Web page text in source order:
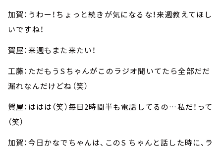
加賀：うわー！ちょっと続きが気になるな！来週教えてほし
いですね！
賀屋：来週もまた来たい！
工藤：ただもうSちゃんがこのラジオ聞いてたら全部だだ
漏れなんだけどね（笑）
賀屋：ははは（笑）毎日2時間半も電話してるの…私だ！って
（笑）
加賀：今日かなでちゃんは、このS ちゃんと話した時に、ラ